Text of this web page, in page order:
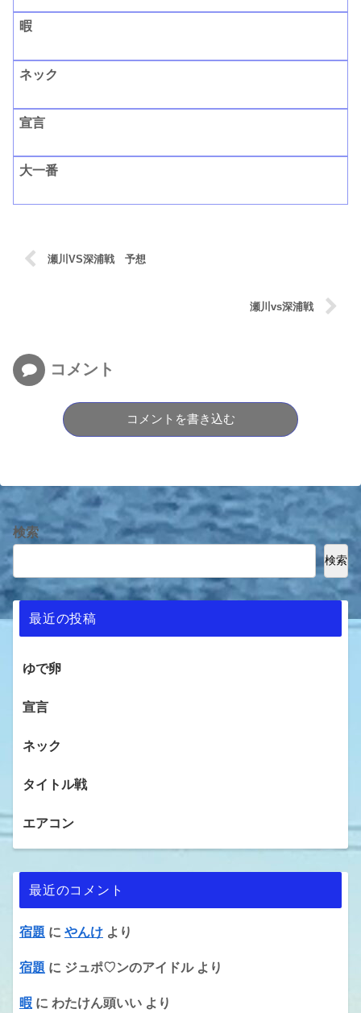
暇
ネック
宣言
大一番
瀬川VS深浦戦 予想
瀬川vs深浦戦
コメント
コメントを書き込む
検索
検索
最近の投稿
ゆで卵
宣言
ネック
タイトル戦
エアコン
最近のコメント
宿題 に やんけ より
宿題 に ジュポ♡ンのアイドルより
暇 に わたけん頭いい より